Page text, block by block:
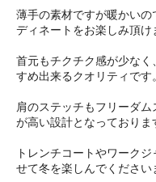
薄手の素材ですが暖かい
ディネートをお楽しみ頂け
首元もチクチク感が少な
すめ出来るクオリティです。
肩のステッチもフリーダ
が高い設計となっておりま
トレンチコートやワーク
せて冬を楽しんでください